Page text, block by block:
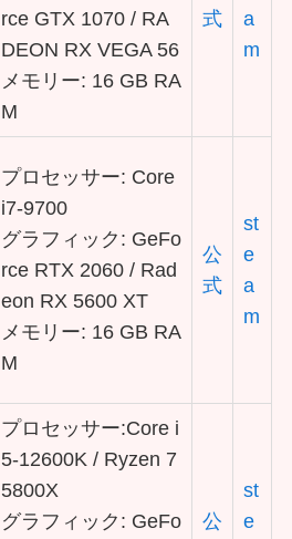
rce GTX 1070 / RA
DEON RX VEGA 56
メモリー: 16 GB RA
M
式
a
m
プロセッサー: Core
i7-9700
グラフィック: GeFo
rce RTX 2060 / Rad
eon RX 5600 XT
メモリー: 16 GB RA
M
公
式
st
e
a
m
プロセッサー:Core i
5-12600K / Ryzen 7
5800X
グラフィック: GeFo
公
st
e